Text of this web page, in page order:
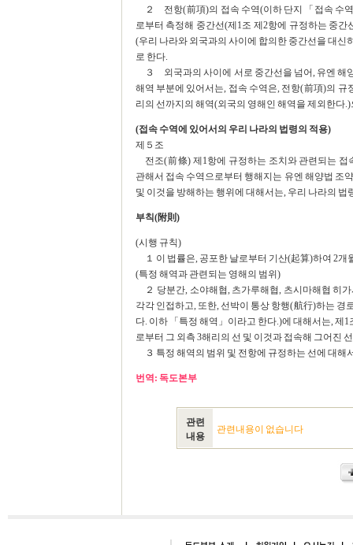
２ 전항(前項)의 접속 수역(이하 단지 「접속 수역
로부터 측정해 중간선(제1조 제2항에 규정하는 중
(우리 나라와 외국과의 사이에 합의한 중간선을 대
로 한다.
３ 외국과의 사이에 서로 중간선을 넘어, 유엔 해
해역 부분에 있어서는, 접속 수역은, 전항(前項)의 규
리의 선까지의 해역(외국의 영해인 해역을 제외한다.)
(접속 수역에 있어서의 우리 나라의 법령의 적용)
제５조
전조(前條) 제1항에 규정하는 조치와 관련되는 접
관해서 접속 수역으로부터 행해지는 유엔 해양법 조
및 이것을 방해하는 행위에 대해서는, 우리 나라의 법
부칙(附則)
(시행 규칙)
１ 이 법률은, 공포한 날로부터 기산(起算)하여 2개
(특정 해역과 관련되는 영해의 범위)
２ 당분간, 소야해협, 츠가루해협, 츠시마해협 히
각각 인접하고, 또한, 선박이 통상 항행(航行)하는
다. 이하 「특정 해역」이라고 한다.)에 대해서는, 제
로부터 그 외측 3해리의 선 및 이것과 접속해 그어진
３ 특정 해역의 범위 및 전항에 규정하는 선에 대해
번역: 독도본부
관련
내용
관련내용이 없습니다